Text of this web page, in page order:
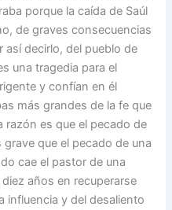
porque la caída de Saúl
de graves consecuencias
así decirlo, del pueblo de
una tragedia para el
y confían en él
más grandes de la fe que
razón es que el pecado de
que el pecado de una
cae el pastor de una
años en recuperarse
influencia y del desaliento